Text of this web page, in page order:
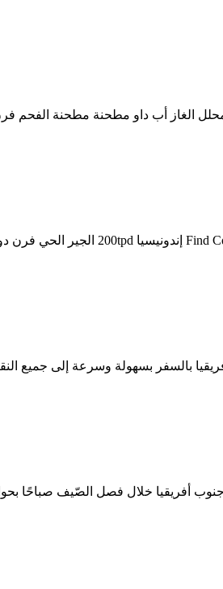
الغاز أب داو مطحنة مطحنة الفحم
بسهولة وسرعة إلى جميع